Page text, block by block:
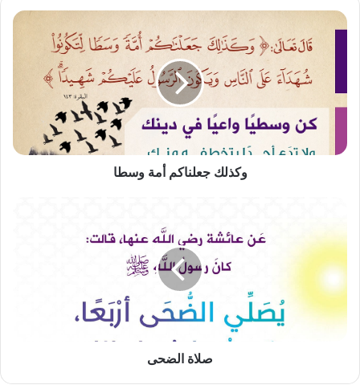
وكذلك
وكذلك جعلناكم أمة وسطا
صلاة الضحى